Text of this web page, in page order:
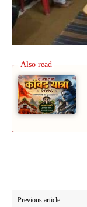
Previous article